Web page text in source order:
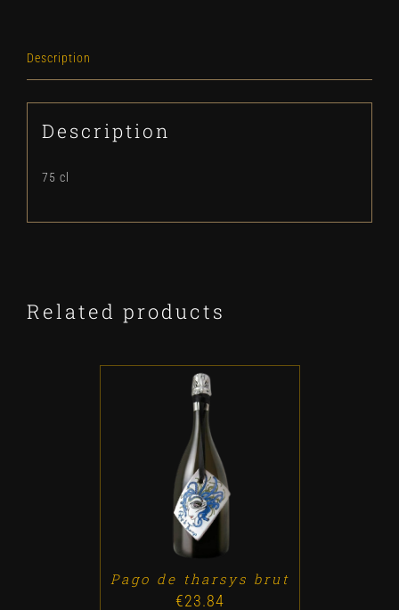
Description
Description
75 cl
Related products
ADD TO CART / DETALLES
Pago de tharsys brut
€23.84